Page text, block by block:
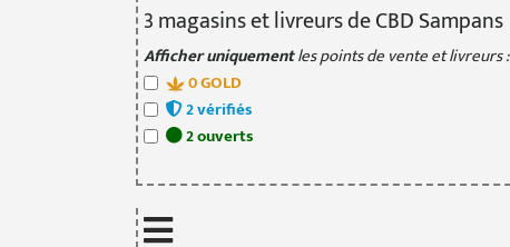
3magasinset livreursde CBD Sampans
Afficher uniquementles points de vente et livreurs :
0GOLD
2vérifiés
2ouverts